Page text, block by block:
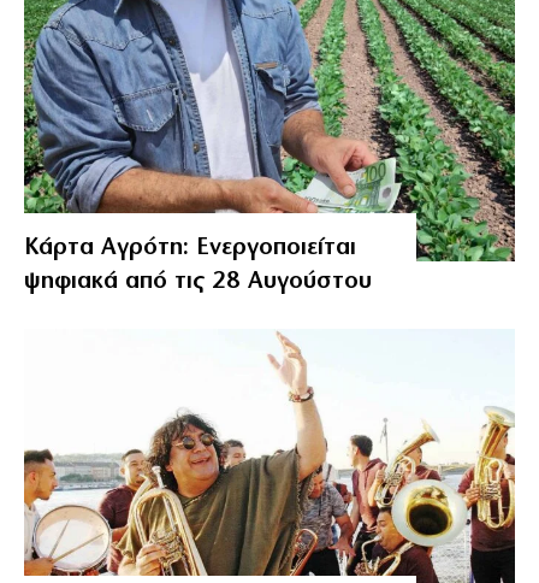
Κάρτα Αγρότη: Ενεργοποιείται
ψηφιακά από τις 28 Αυγούστου